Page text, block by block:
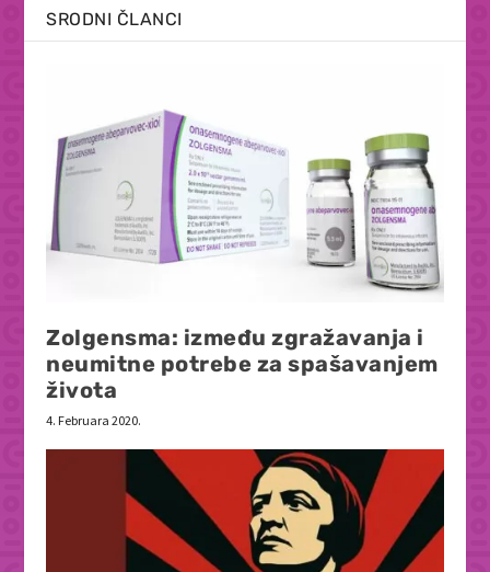
SRODNI ČLANCI
Zolgensma: između zgražavanja i
neumitne potrebe za spašavanjem
života
4. Februara 2020.